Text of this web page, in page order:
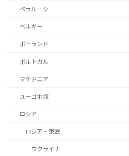
ベラルーシ
ベルギー
ポーランド
ポルトガル
マケドニア
ユーゴ地域
ロシア
ロシア・東欧
ウクライナ